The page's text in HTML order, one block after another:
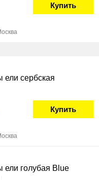
Купить
сербская
Купить
голубая Blue